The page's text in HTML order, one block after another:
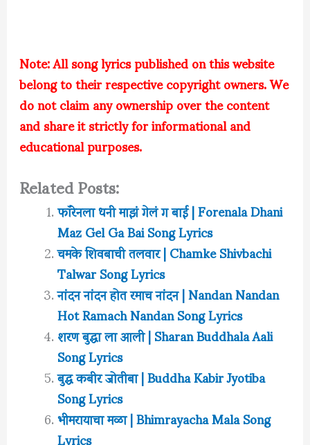
Note: All song lyrics published on this website
belong to their respective copyright owners. We
do not claim any ownership over the content
and share it strictly for informational and
educational purposes.
Related Posts:
फॉरेनला धनी माझं गेलं ग बाई | Forenala Dhani
Maz Gel Ga Bai Song Lyrics
चमके शिवबाची तलवार | Chamke Shivbachi
Talwar Song Lyrics
नांदन नांदन होत रमाच नांदन | Nandan Nandan
Hot Ramach Nandan Song Lyrics
शरण बुद्धा ला आली | Sharan Buddhala Aali
Song Lyrics
बुद्ध कबीर जोतीबा | Buddha Kabir Jyotiba
Song Lyrics
भीमरायाचा मळा | Bhimrayacha Mala Song